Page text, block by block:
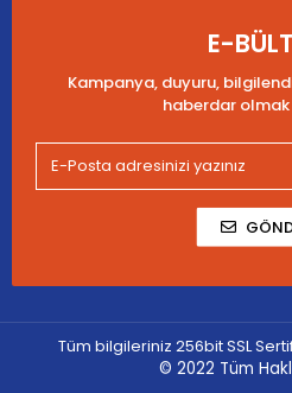
E-
Kampanya, duyuru,
haberdar
Tüm bilgileriniz 256bit SSL
© 2022 Tüm